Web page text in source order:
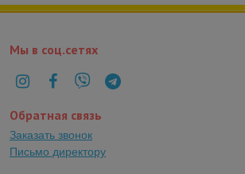
Мы в соц.сетях
Обратная связь
Заказать звонок
Письмо директору